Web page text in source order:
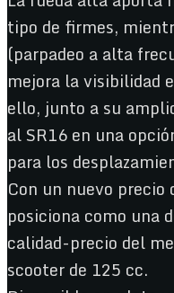
tipo de firmes,
(parpadeo a alta
mejora la visibilidad
ello, junto a su
al SR16 en una
para los
Con un nuevo
posiciona como una
calidad-precio del
scooter de 125 cc.